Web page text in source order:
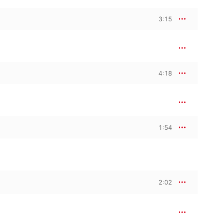
3:15
4:18
1:54
2:02